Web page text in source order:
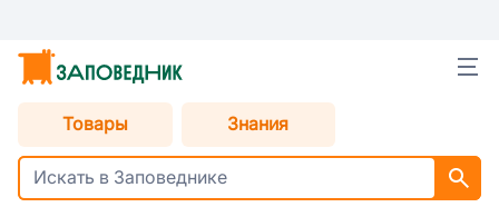
Товары Знания